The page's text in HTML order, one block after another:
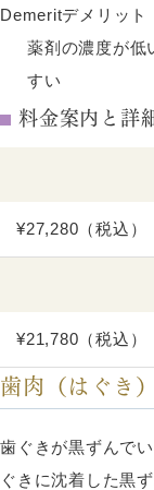
Demeritデメリット
薬剤の濃度が低
すい
料金案内と詳
¥27,280（税込）
¥21,780（税込）
歯肉（はぐき
歯ぐきが黒ずんで
ぐきに沈着した黒